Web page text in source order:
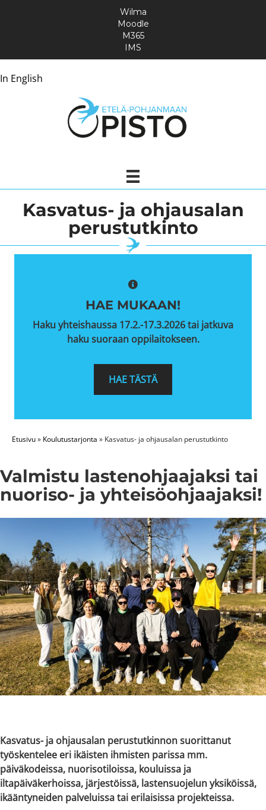
In English
Wilma
Moodle
M365
IMS
Kasvatus- ja ohjausalan
perustutkinto
HAE MUKAAN!
Haku yhteishaussa 17.2.-17.3.2026 tai jatkuva
haku suoraan oppilaitokseen.
HAE TÄSTÄ
Etusivu» Koulutustarjonta » Kasvatus- ja ohjausalan perustutkinto
Valmistu lastenohjaajaksi tai
nuoriso- ja yhteisöohjaajaksi!
Kasvatus- ja ohjausalan perustutkinnon suorittanut
työskentelee eri ikäisten ihmisten parissa mm.
päiväkodeissa, nuorisotiloissa, kouluissa ja
iltapäiväkerhoissa, järjestöissä, lastensuojelun yksiköissä,
ikääntyneiden palveluissa tai erilaisissa projekteissa.